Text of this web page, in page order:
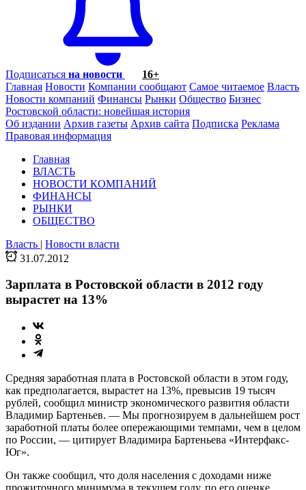
Подписаться на новости
16+
Главная Новости Компании сообщают Самое читаемое Власть
Новости компаний Финансы Рынки Общество Бизнес
Ростовской области: новейшая история
Об издании Архив газеты Архив сайта Подписка Реклама
Правовая информация
Главная
ВЛАСТЬ
НОВОСТИ КОМПАНИЙ
ФИНАНСЫ
РЫНКИ
ОБЩЕСТВО
Власть | Новости власти
31.07.2012
Зарплата в Ростовской области в 2012 году
вырастет на 13%
Средняя заработная плата в Ростовской области в этом году,
как предполагается, вырастет на 13%, превысив 19 тысяч
рублей, сообщил министр экономического развития области
Владимир Бартеньев. — Мы прогнозируем в дальнейшем рост
заработной платы более опережающими темпами, чем в целом
по России, — цитирует Владимира Бартеньева «Интерфакс-
Юг».
Он также сообщил, что доля населения с доходами ниже
прожиточного минимума в текущем году, по его оценке,